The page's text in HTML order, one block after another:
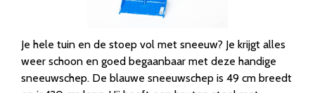
Je hele tuin en de stoep vol met sneeuw? Je krijgt alles
weer schoon en goed begaanbaar met deze handige
sneeuwschep. De blauwe sneeuwschep is 49 cm breedt